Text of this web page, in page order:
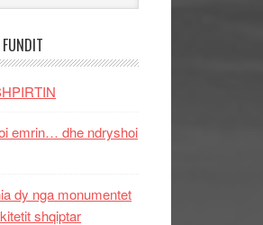
emrin… dhe ndryshoi
dy nga monumentet
shqiptar